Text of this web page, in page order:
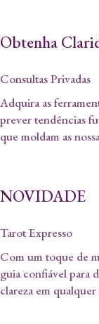
Obtenha
Consultas Privadas
Adquira as
prever tendências
que moldam as
NOVIDADE
Tarot Expresso
Com um toque de
guia confiável para
clareza em